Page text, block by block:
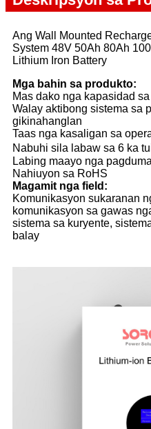
Ang Wall Mounted
System 48V 50Ah 80Ah
Lithium Iron Battery
Mga bahin sa produkto:
Mas dako nga kapasidad
Walay aktibong sistema sa
gikinahanglan
Taas nga kasaligan sa
Nabuhi sila labaw sa 6 ka
Labing maayo nga
Nahiuyon sa RoHS
Magamit nga field:
Komunikasyon sukaranan
komunikasyon sa gawas
sistema sa kuryente,
balay